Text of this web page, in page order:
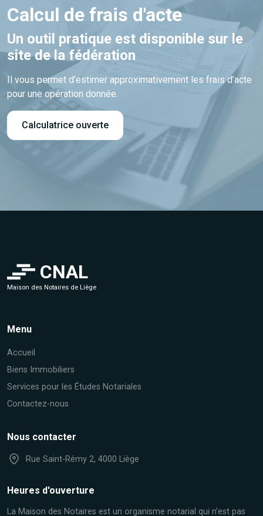
Calcul de frais d'acte
Un outil pratique est disponible sur le
site de la fédération
Il vous permet d’estimer approximativement les frais d’acte
pour une opération donnée.
Calculatrice ouverte
CNAL
Maison des Notaires de Liège
Menu
Accueil
Biens Immobiliers
Services pour les Études Notariales
Contactez-nous
Nous contacter
Rue Saint-Rémy 2, 4000 Liège
Heures d'ouverture
La Maison des Notaires est un organisme notarial qui n'est pas